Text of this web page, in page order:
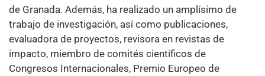
de Granada. Además, ha realizado un amplísimo de
trabajo de investigación, así como publicaciones,
evaluadora de proyectos, revisora en revistas de
impacto, miembro de comités científicos de
Congresos Internacionales, Premio Europeo de